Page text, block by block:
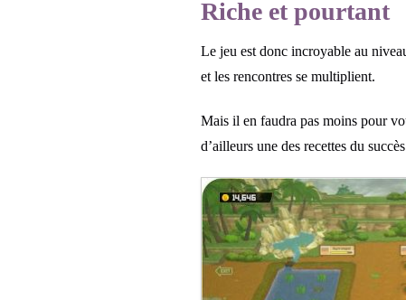
Riche et pourtant
Le jeu est donc incroyable au
et les rencontres se multiplient.
Mais il en faudra pas moins pour
d’ailleurs une des recettes du